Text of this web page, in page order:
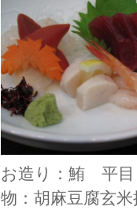
お造り：
物：胡麻豆腐玄